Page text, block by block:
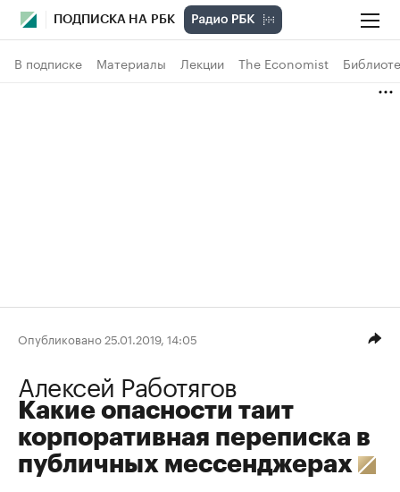
ПОДПИСКА НА РБК
В подписке Материалы Лекции The Economist
Опубликовано 25.01.2019, 14:05
Алексей Работягов
Какие опасности таит
корпоративная переписка в
публичных мессенджерах